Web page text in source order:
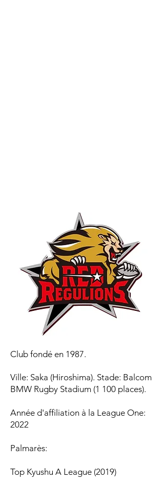
Club fondé en 1987.
Ville: Saka (Hiroshima). Stade: Balcom
BMW Rugby Stadium (1 100 places).
Année d'affiliation à la League One:
2022
Palmarès:
Top Kyushu A League (2019)